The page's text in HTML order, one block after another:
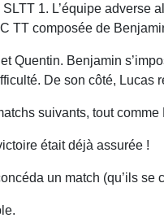
1. L’équipe adverse
TT composée de
Quentin. Benjamin
De son côté, Lucas
suivants, tout comme
était déjà assurée !
un match (qu’ils